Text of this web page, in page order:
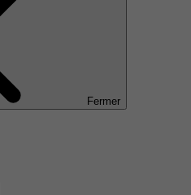
Fermer